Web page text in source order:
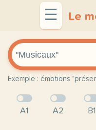
☰ Le
Exemple : émotions
A1 A2 B1